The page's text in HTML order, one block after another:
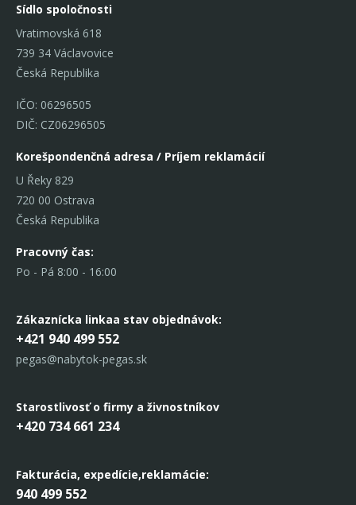
Sídlo spoločnosti
Vratimovská 618
739 34 Václavovice
Česká Republika
IČO: 06296505
DIČ: CZ06296505
Korešpondenčná adresa / Príjem reklamácií
U Řeky 829
720 00 Ostrava
Česká Republika
Pracovný čas:
Po - Pá 8:00 - 16:00
Zákaznícka linkaa stav objednávok:
+421 940 499 552
pegas@nabytok-pegas.sk
Starostlivosť o firmy a živnostníkov
+420 734 661 234
Fakturácia, expedície,reklamácie:
940 499 552